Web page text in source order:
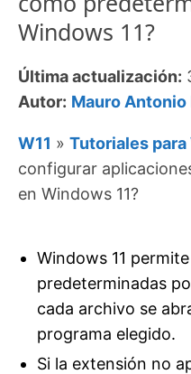
Windows 11?
Última actualización:
Autor: Mauro
W11 » Tutoriales para
configurar
en Windows 11?
Windows 11
predeterminadas
cada archivo se
programa elegido.
Si la extensión no